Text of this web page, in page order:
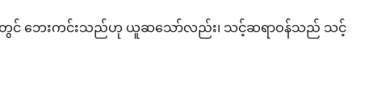
ဉ်တွင် ဘေးကင်းသည်ဟု ယူဆသော်လည်း၊ သင့်ဆရာဝန်သည် သင့်